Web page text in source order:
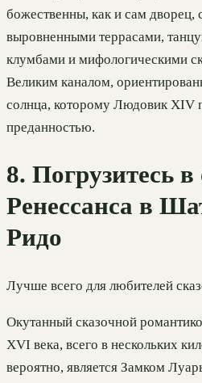
божественны, как и сам дворец,
выровненными террасами,
клумбами и мифологическими
Великим каналом,
солнца, которому Людовик XIV
преданностью.
8. Погрузитесь
Ренессанса в
Ридо
Лучше всего для любителей
Окутанный сказочной
XVI века, всего в нескольких
вероятно, является Замком